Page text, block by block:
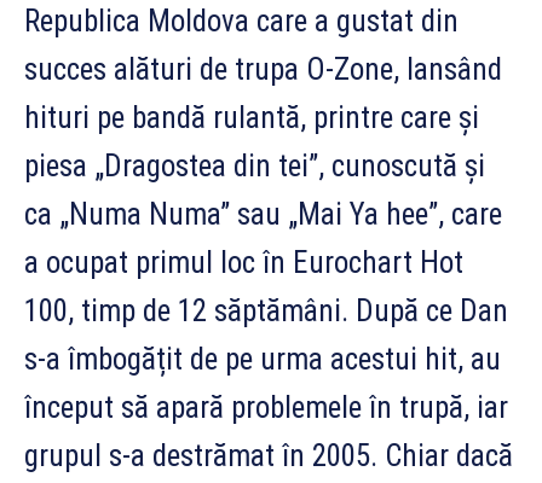
Republica Moldova care a gustat din
succes alături de trupa O-Zone, lansând
hituri pe bandă rulantă, printre care și
piesa „Dragostea din tei”, cunoscută și
ca „Numa Numa” sau „Mai Ya hee”, care
a ocupat primul loc în Eurochart Hot
100, timp de 12 săptămâni. După ce Dan
s-a îmbogățit de pe urma acestui hit, au
început să apară problemele în trupă, iar
grupul s-a destrămat în 2005. Chiar dacă